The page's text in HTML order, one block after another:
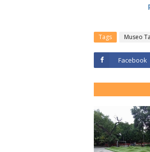
Tags Museo
Facebook